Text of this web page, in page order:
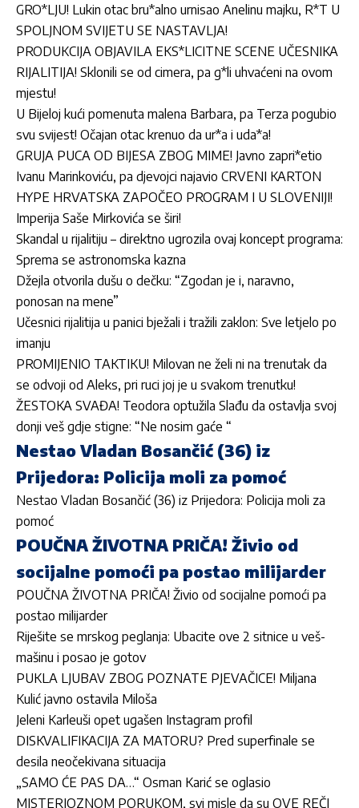
GRO*LJU! Lukin otac bru*alno urnisao Anelinu majku, R*T U
SPOLJNOM SVIJETU SE NASTAVLJA!
PRODUKCIJA OBJAVILA EKS*LICITNE SCENE UČESNIKA
RIJALITIJA! Sklonili se od cimera, pa g*li uhvaćeni na ovom
mjestu!
U Bijeloj kući pomenuta malena Barbara, pa Terza pogubio
svu svijest! Očajan otac krenuo da ur*a i uda*a!
GRUJA PUCA OD BIJESA ZBOG MIME! Javno zapri*etio
Ivanu Marinkoviću, pa djevojci najavio CRVENI KARTON
HYPE HRVATSKA ZAPOČEO PROGRAM I U SLOVENIJI!
Imperija Saše Mirkovića se širi!
Skandal u rijalitiju – direktno ugrozila ovaj koncept programa:
Sprema se astronomska kazna
Džejla otvorila dušu o dečku: “Zgodan je i, naravno,
ponosan na mene”
Učesnici rijalitija u panici bježali i tražili zaklon: Sve letjelo po
imanju
PROMIJENIO TAKTIKU! Milovan ne želi ni na trenutak da
se odvoji od Aleks, pri ruci joj je u svakom trenutku!
ŽESTOKA SVAĐA! Teodora optužila Slađu da ostavlja svoj
donji veš gdje stigne: “Ne nosim gaće “
Nestao Vladan Bosančić (36) iz
Prijedora: Policija moli za pomoć
Nestao Vladan Bosančić (36) iz Prijedora: Policija moli za
pomoć
POUČNA ŽIVOTNA PRIČA! Živio od
socijalne pomoći pa postao milijarder
POUČNA ŽIVOTNA PRIČA! Živio od socijalne pomoći pa
postao milijarder
Riješite se mrskog peglanja: Ubacite ove 2 sitnice u veš-
mašinu i posao je gotov
PUKLA LJUBAV ZBOG POZNATE PJEVAČICE! Miljana
Kulić javno ostavila Miloša
Jeleni Karleuši opet ugašen Instagram profil
DISKVALIFIKACIJA ZA MATORU? Pred superfinale se
desila neočekivana situacija
„SAMO ĆE PAS DA…“ Osman Karić se oglasio
MISTERIOZNOM PORUKOM, svi misle da su OVE REČI